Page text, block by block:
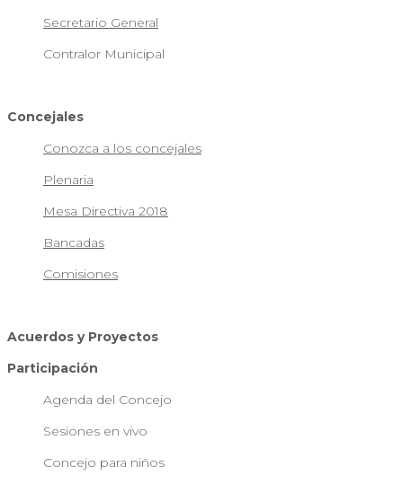
Secretario General
Contralor Municipal
Concejales
Conozca a los concejales
Plenaria
Mesa Directiva 2018
Bancadas
Comisiones
Acuerdos y Proyectos
Participación
Agenda del Concejo
Sesiones en vivo
Concejo para niños